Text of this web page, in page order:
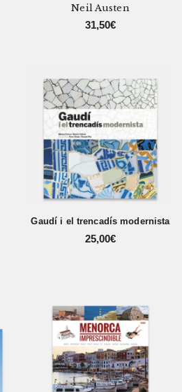
Neil Austen
31,50€
Gaudí i el trencadís modernista
25,00€